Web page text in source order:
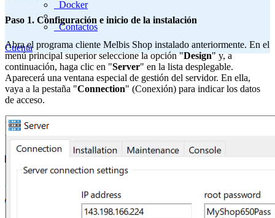
Docker
Contactos
Cuenta
Paso 1. Configuración e inicio de la instalación
Abra el programa cliente Melbis Shop instalado anteriormente. En el
menú principal superior seleccione la opción "Design" y, a
continuación, haga clic en "Server" en la lista desplegable.
Aparecerá una ventana especial de gestión del servidor. En ella,
vaya a la pestaña "Connection" (Conexión) para indicar los datos
de acceso.